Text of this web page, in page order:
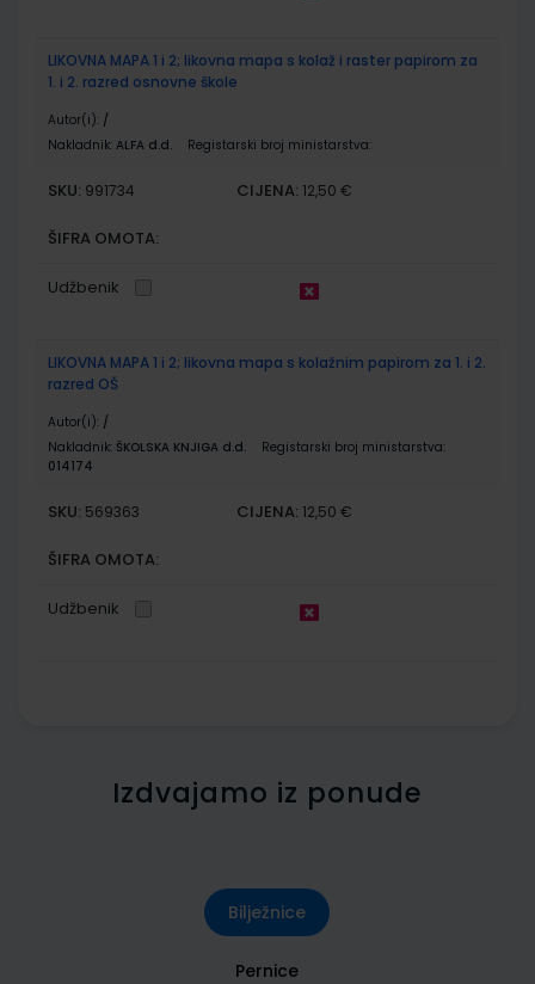
LIKOVNA MAPA 1 i 2; likovna mapa s kolaž i raster papirom za
1. i 2. razred osnovne škole
Autor(i): /
Nakladnik: ALFA d.d. Registarski broj ministarstva:
SKU: 991734 CIJENA: 12,50 €
ŠIFRA OMOTA:
Udžbenik
LIKOVNA MAPA 1 i 2; likovna mapa s kolažnim papirom za 1. i 2.
razred OŠ
Autor(i): /
Nakladnik: ŠKOLSKA KNJIGA d.d.
Registarski broj ministarstva:
014174
SKU: 569363 CIJENA: 12,50 €
ŠIFRA OMOTA:
Udžbenik
Izdvajamo iz ponude
Bilježnice
Pernice